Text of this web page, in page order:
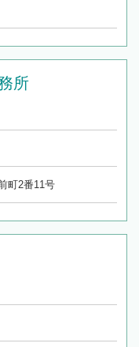
所
町2番11号